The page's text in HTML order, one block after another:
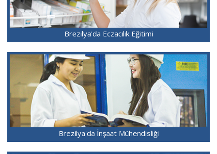
Brezilya'da Eczacılık Eğitimi
Brezilya'da İnşaat Mühendisliği